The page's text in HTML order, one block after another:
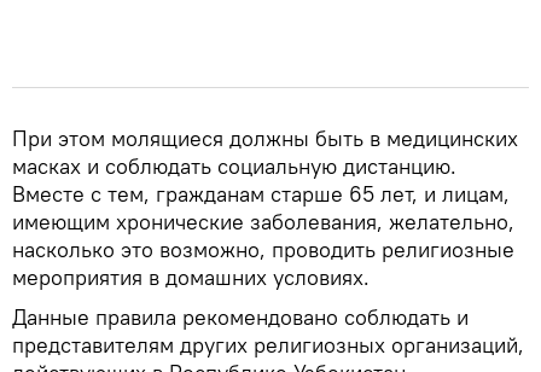
При этом молящиеся должны быть в медицинских
масках и соблюдать социальную дистанцию.
Вместе с тем, гражданам старше 65 лет, и лицам,
имеющим хронические заболевания, желательно,
насколько это возможно, проводить религиозные
мероприятия в домашних условиях.
Данные правила рекомендовано соблюдать и
представителям других религиозных организаций,